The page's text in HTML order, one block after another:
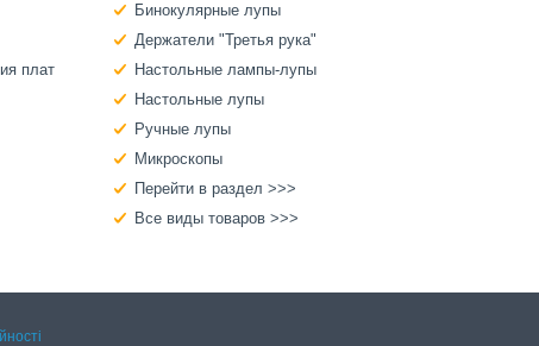
плат
Бинокулярные лупы
Держатели "Третья рука"
Настольные лампы-лупы
Настольные лупы
Ручные лупы
Микроскопы
Перейти в раздел >>>
Все виды товаров >>>